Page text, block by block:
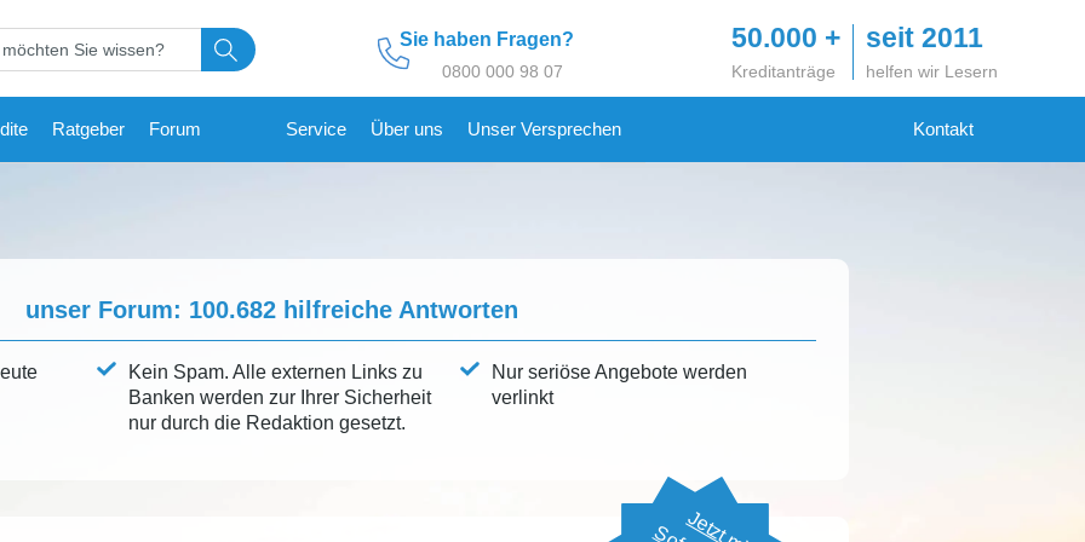
Sie haben Fragen?
0800 000 98 07
50.000 +
Kreditanträge
seit 2011
helfen wir Lesern
Ratgeber Forum Service Über uns Unser Versprechen Kontakt
unser Forum: 100.682hilfreiche Antworten
Kein Spam. Alle externen Links zu
Banken werden zur Ihrer Sicherheit
nur durch die Redaktion gesetzt.
Nur seriöse Angebote werden
verlinkt